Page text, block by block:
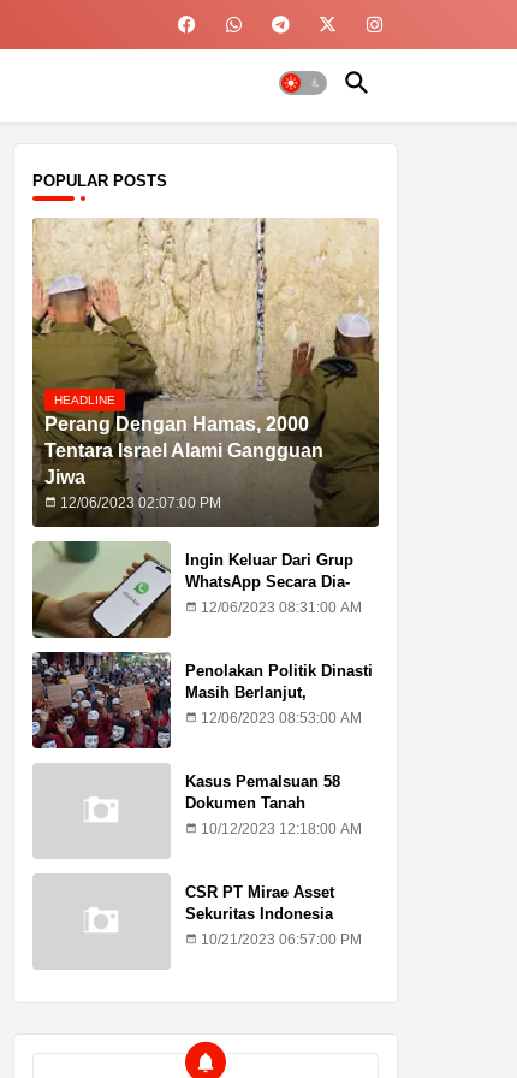
POPULAR POSTS
HEADLINE
Perang Dengan Hamas, 2000
Tentara Israel Alami Gangguan
Jiwa
12/06/2023 02:07:00 PM
Ingin Keluar Dari Grup
WhatsApp Secara Dia-
Diam? Ini Caranya
12/06/2023 08:31:00 AM
Penolakan Politik Dinasti
Masih Berlanjut,
Mahasiswa Kritik Putusan
12/06/2023 08:53:00 AM
Kasus Pemalsuan 58
Dokumen Tanah
Kadilangu, Ahli Waris :
10/12/2023 12:18:00 AM
CSR PT Mirae Asset
Sekuritas Indonesia
Sasar Warga Rentan
10/21/2023 06:57:00 PM